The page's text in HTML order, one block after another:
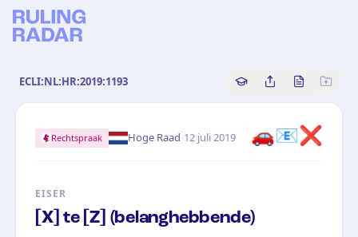
ECLI:NL:HR:2019:1193 Copy source
Share this
Bekijk
🚗📧❌
Rechtspraak Hoge Raad·12 juli 2019
EISER
[X] te [Z] (belanghebbende)